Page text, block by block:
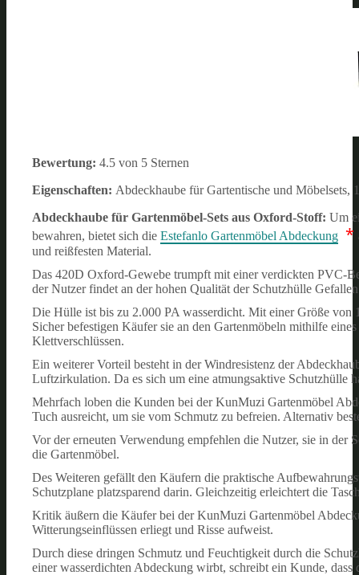
Bewertung: 4.5 von 5 Sternen
Eigenschaften: Abdeckhaube für Gartentische und
Abdeckhaube für Gartenmöbel-Sets aus Oxford-Stoff: Um
bewahren, bietet sich die Estefanlo Gartenmöbel Abdeckung *
und reißfesten Material.
Das 420D Oxford-Gewebe trumpft mit einer verdickten PVC-
der Nutzer findet an der hohen Qualität der Schutzhülle
Die Hülle ist bis zu 2.000 PA wasserdicht. Mit einer Größe von
Sicher befestigen Käufer sie an den Gartenmöbeln mithilfe
Klettverschlüssen.
Ein weiterer Vorteil besteht in der Windresistenz der
Luftzirkulation. Da es sich um eine atmungsaktive Schutzhülle
Mehrfach loben die Kunden bei der KunMuzi Gartenmöbel
Tuch ausreicht, um sie vom Schmutz zu befreien. Alternativ
Vor der erneuten Verwendung empfehlen die Nutzer, sie in
die Gartenmöbel.
Des Weiteren gefällt den Käufern die praktische
Schutzplane platzsparend darin. Gleichzeitig erleichtert die
Kritik äußern die Käufer bei der KunMuzi Gartenmöbel
Witterungseinflüssen erliegt und Risse aufweist.
Durch diese dringen Schmutz und Feuchtigkeit durch die
einer wasserdichten Abdeckung wirbt, schreibt ein Kunde, dass